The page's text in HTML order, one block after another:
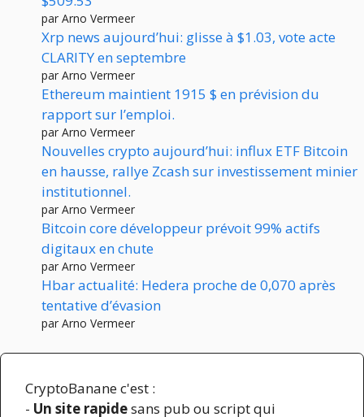
par Arno Vermeer
Xrp news aujourd’hui: glisse à $1.03, vote acte
CLARITY en septembre
par Arno Vermeer
Ethereum maintient 1915 $ en prévision du
rapport sur l’emploi.
par Arno Vermeer
Nouvelles crypto aujourd’hui: influx ETF Bitcoin
en hausse, rallye Zcash sur investissement minier
institutionnel.
par Arno Vermeer
Bitcoin core développeur prévoit 99% actifs
digitaux en chute
par Arno Vermeer
Hbar actualité: Hedera proche de 0,070 après
tentative d’évasion
par Arno Vermeer
CryptoBanane c'est :
- Un site rapidesans pub ou script qui